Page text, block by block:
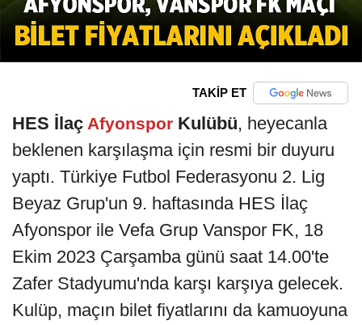
TAKİP ET
HES İlaç Afyonspor Kulübü, heyecanla
beklenen karşılaşma için resmi bir duyuru
yaptı. Türkiye Futbol Federasyonu 2. Lig
Beyaz Grup'un 9. haftasında HES İlaç
Afyonspor ile Vefa Grup Vanspor FK, 18
Ekim 2023 Çarşamba günü saat 14.00'te
Zafer Stadyumu'nda karşı karşıya gelecek.
Kulüp, maçın bilet fiyatlarını da kamuoyuna